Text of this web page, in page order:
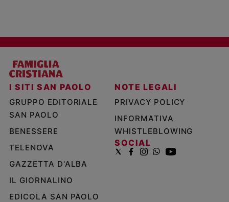
I SITI SAN PAOLO
GRUPPO EDITORIALE
SAN PAOLO
BENESSERE
TELENOVA
GAZZETTA D'ALBA
IL GIORNALINO
EDICOLA SAN PAOLO
NOTE LEGALI
PRIVACY POLICY
INFORMATIVA
WHISTLEBLOWING
SOCIAL